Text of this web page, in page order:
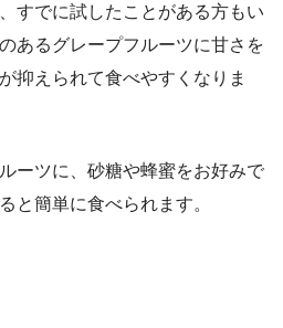
すでに試したことがある方もい
あるグレープフルーツに甘さを
抑えられて食べやすくなりま
ーツに、砂糖や蜂蜜をお好みで
と簡単に食べられます。